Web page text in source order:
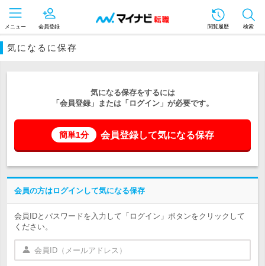
メニュー 会員登録 閲覧履歴 検索
気になるに保存
気になる保存をするには
「会員登録」または「ログイン」が必要です。
簡単1分 会員登録して気になる保存
会員の方はログインして気になる保存
会員IDとパスワードを入力して「ログイン」ボタンをクリックして
ください。